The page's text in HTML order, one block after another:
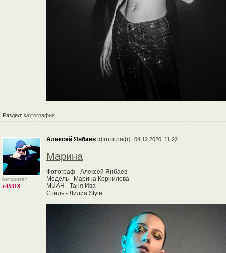
Раздел: Фотография
Авторитет
+45318
Алексей Янбаев [фотограф] 04.12.2020, 11:22
Марина
Фотограф - Алексей Янбаев
Модель - Марина Корнилова
MUAH - Таня Ива
Стиль - Лилия Style